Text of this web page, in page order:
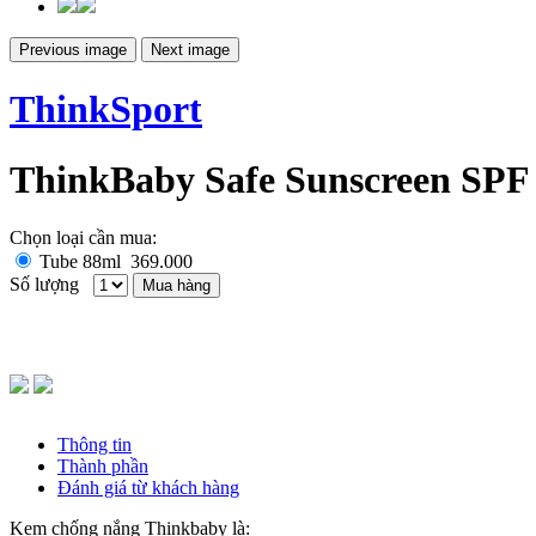
Previous image Next image
ThinkSport
ThinkBaby Safe Sunscreen
Chọn loại cần mua:
Tube 88ml 369.000
Số lượng
Mua hàng
Thông tin
Thành phần
Đánh giá từ khách hàng
Kem chống nắng Thinkbaby là: